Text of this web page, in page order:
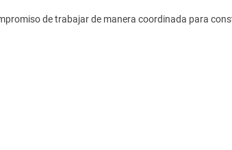
de trabajar de manera coordinada para